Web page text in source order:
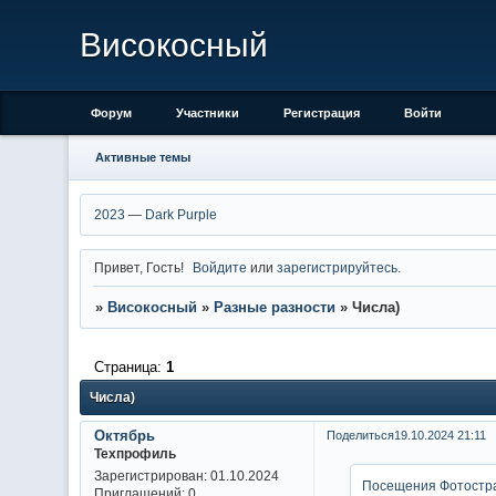
Високосный
Форум Участники Регистрация Войти
Активные темы
2023 — Dark Purple
Привет, Гость! Войдите илизарегистрируйтесь
» Високосный » Разные разности » Числа)
Числа)
Страница: 1
Поделиться19.10.2024 21:11
Октябрь
Техпрофиль
Зарегистрирован: 01.10.2024
Посещения